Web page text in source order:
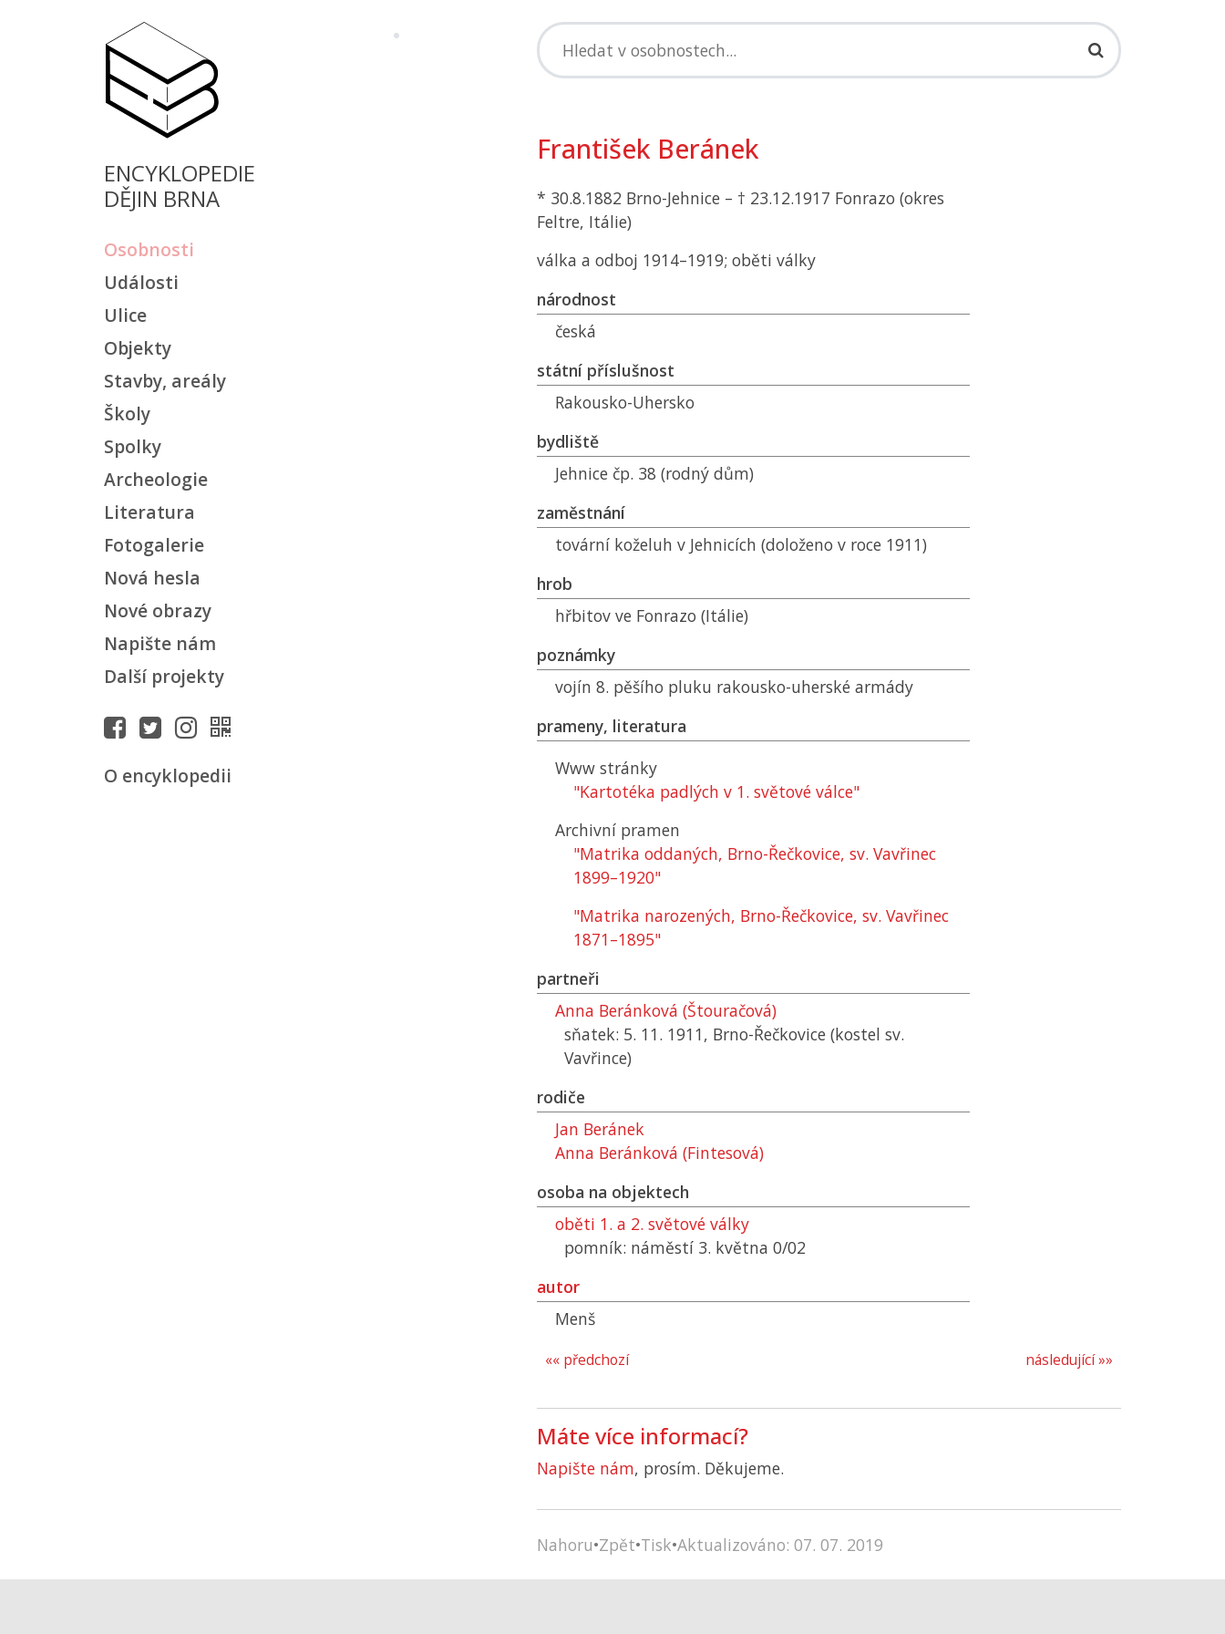
ENCYKLOPEDIE
DĚJIN BRNA
Osobnosti
Události
Ulice
Objekty
Stavby, areály
Školy
Spolky
Archeologie
Literatura
Fotogalerie
Nová hesla
Nové obrazy
Napište nám
Další projekty
O encyklopedii
František Beránek
* 30.8.1882 Brno-Jehnice – † 23.12.1917 Fonrazo (okres
Feltre, Itálie)
válka a odboj 1914–1919; oběti války
národnost
česká
státní příslušnost
Rakousko-Uhersko
bydliště
Jehnice čp. 38 (rodný dům)
zaměstnání
tovární koželuh v Jehnicích (doloženo v roce 1911)
hrob
hřbitov ve Fonrazo (Itálie)
poznámky
vojín 8. pěšího pluku rakousko-uherské armády
prameny, literatura
Www stránky
"Kartotéka padlých v 1. světové válce"
Archivní pramen
"Matrika oddaných, Brno-Řečkovice, sv. Vavřinec
1899–1920"
"Matrika narozených, Brno-Řečkovice, sv. Vavřinec
1871–1895"
partneři
Anna Beránková (Štouračová)
sňatek: 5. 11. 1911, Brno-Řečkovice (kostel sv.
Vavřince)
rodiče
Jan Beránek
Anna Beránková (Fintesová)
osoba na objektech
oběti 1. a 2. světové války
pomník: náměstí 3. května 0/02
autor
Menš
následující »»
«« předchozí
Máte více informací?
Napište nám, prosím. Děkujeme.
Nahoru•Zpět•Tisk•Aktualizováno: 07. 07. 2019